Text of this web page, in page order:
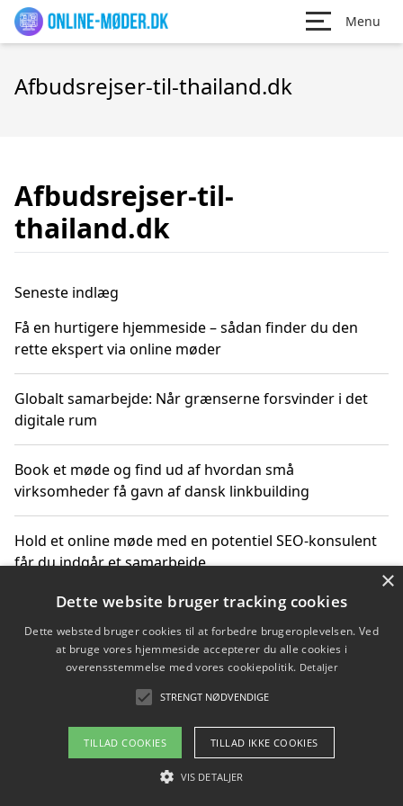
Menu
Afbudsrejser-til-thailand.dk
Afbudsrejser-til-
thailand.dk
Seneste indlæg
Få en hurtigere hjemmeside – sådan finder du den
rette ekspert via online møder
Globalt samarbejde: Når grænserne forsvinder i det
digitale rum
Book et møde og find ud af hvordan små
virksomheder få gavn af dansk linkbuilding
Hold et online møde med en potentiel SEO-konsulent
får du indgår et samarbejde
Hold et møde med en WordPress ekspert og vælg den
mest professionelle til at vedligeholde din løsning
Om / kontakt
Blog Betingelser
×
Dette website bruger tracking cookies
Dette websted bruger cookies til at forbedre brugeroplevelsen. Ved
at bruge vores hjemmeside accepterer du alle cookies i
overensstemmelse med vores cookiepolitik. Detaljer
STRENGT NØDVENDIGE
TILLAD COOKIES TILLAD IKKE COOKIES
VIS DETALJER